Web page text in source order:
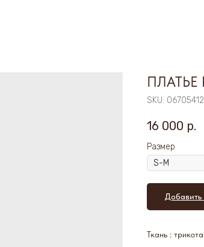
SKU:
16 000 р.
Размер
Добавить
Ткань :